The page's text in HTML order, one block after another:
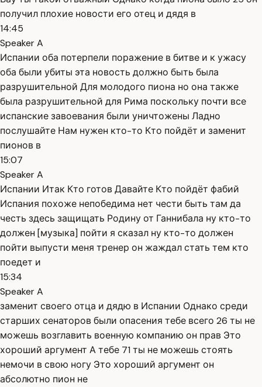
получил плохие новости его отец и дядя в
14:45
Speaker A
Испании оба потерпели поражение в битве и к ужасу
оба были убиты эта новость должно быть была
разрушительной Для молодого пиона но она также
была разрушительной для Рима поскольку почти все
испанские завоевания были уничтожены Ладно
послушайте Нам нужен кто-то Кто пойдёт и заменит
пионов в
15:07
Speaker A
Испании Итак Кто готов Давайте Кто пойдёт фабий
Испания похоже непобедима нет чести быть там да
честь здесь защищать Родину от Ганнибала ну кто-то
должен [музыка] пойти я сказал ну кто-то должен
пойти выпусти меня тренер он жаждал стать тем кто
поедет и
15:34
Speaker A
заменит своего отца и дядю в Испании Однако среди
старших сенаторов были опасения тебе всего 26 ты не
можешь возглавить военную компанию он прав Это
хороший аргумент А тебе 71 ты не можешь стоять
немочи в свою ногу Это хороший аргумент он
абсолютно пион не